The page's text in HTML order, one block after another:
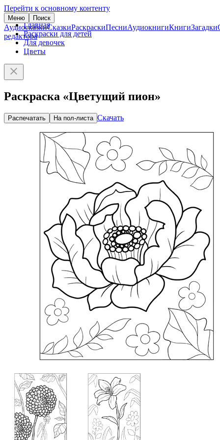
Перейти к основному контенту
Меню Поиск
АудиосказкиСказкиРаскраскиПесниАудиокнигиКнигиЗагадки
редактора
Главная
Раскраски для детей
Для девочек
Цветы
Раскраска «Цветущий пион»
Распечатать На пол-листа Скачать